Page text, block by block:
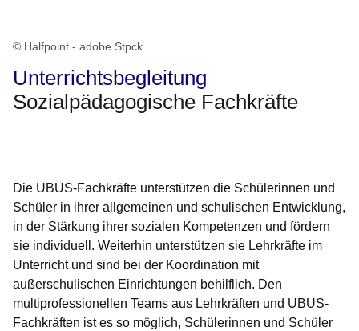
© Halfpoint - adobe Stpck
Unterrichtsbegleitung
Sozialpädagogische Fachkräfte
Die UBUS-Fachkräfte unterstützen die Schülerinnen und
Schüler in ihrer allgemeinen und schulischen Entwicklung,
in der Stärkung ihrer sozialen Kompetenzen und fördern
sie individuell. Weiterhin unterstützen sie Lehrkräfte im
Unterricht und sind bei der Koordination mit
außerschulischen Einrichtungen behilflich. Den
multiprofessionellen Teams aus Lehrkräften und UBUS-
Fachkräften ist es so möglich, Schülerinnen und Schüler